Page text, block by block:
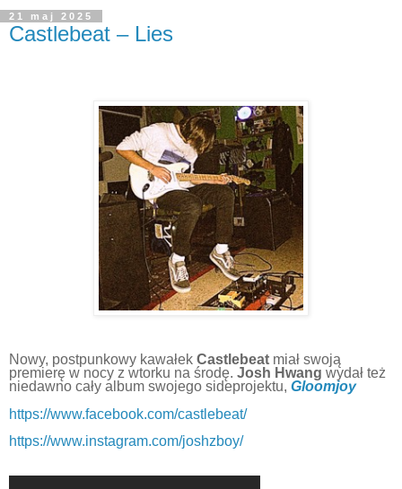
21 maj 2025
Castlebeat – Lies
Nowy, postpunkowy kawałek Castlebeat miał swoją
premierę w nocy z wtorku na środę. Josh Hwang wydał też
niedawno cały album swojego sideprojektu, Gloomjoy
https://www.facebook.com/castlebeat/
https://www.instagram.com/joshzboy/